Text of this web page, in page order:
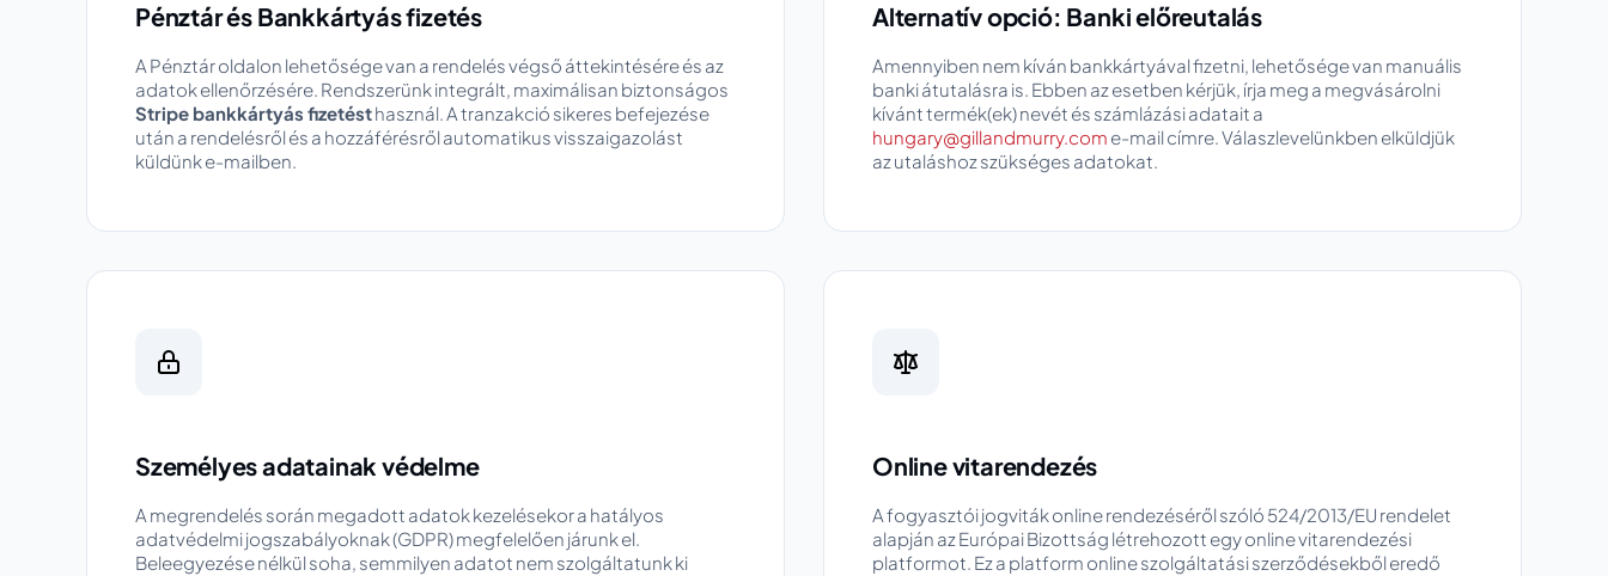
Pénztár és Bankkártyás fizetés
A Pénztár oldalon lehetősége van a rendelés végső áttekintésére és az
adatok ellenőrzésére. Rendszerünk integrált, maximálisan biztonságos
Stripe bankkártyás fizetésthasznál. A tranzakció sikeres befejezése
után a rendelésről és a hozzáférésről automatikus visszaigazolást
küldünk e-mailben.
Alternatív opció: Banki előreutalás
Amennyiben nem kíván bankkártyával fizetni, lehetősége van manuális
banki átutalásra is. Ebben az esetben kérjük, írja meg a megvásárolni
kívánt termék(ek) nevét és számlázási adatait a
hungary@gillandmurry.com e-mail címre. Válaszlevelünkben elküldjük
az utaláshoz szükséges adatokat.
Személyes adatainak védelme
A megrendelés során megadott adatok kezelésekor a hatályos
adatvédelmi jogszabályoknak (GDPR) megfelelően járunk el.
Beleegyezése nélkül soha, semmilyen adatot nem szolgáltatunk ki
Online vitarendezés
A fogyasztói jogviták online rendezéséről szóló 524/2013/EU rendelet
alapján az Európai Bizottság létrehozott egy online vitarendezési
platformot. Ez a platform online szolgáltatási szerződésekből eredő